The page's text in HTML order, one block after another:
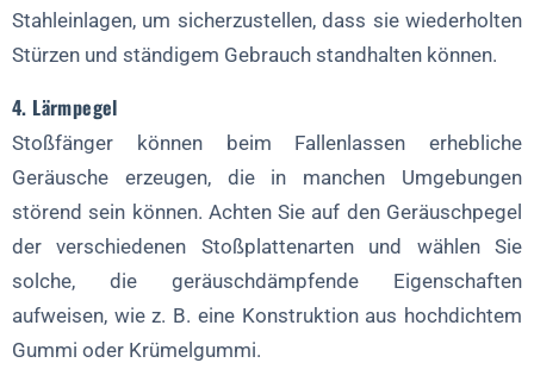
Stahleinlagen, um sicherzustellen, dass sie wiederholten
Stürzen und ständigem Gebrauch standhalten können.
4. Lärmpegel
Stoßfänger können beim Fallenlassen erhebliche
Geräusche erzeugen, die in manchen Umgebungen
störend sein können. Achten Sie auf den Geräuschpegel
der verschiedenen Stoßplattenarten und wählen Sie
solche, die geräuschdämpfende Eigenschaften
aufweisen, wie z. B. eine Konstruktion aus hochdichtem
Gummi oder Krümelgummi.